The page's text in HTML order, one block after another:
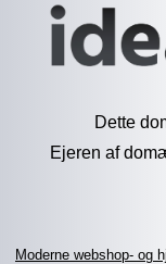
Dette
Ejeren af
Moderne webshop- og